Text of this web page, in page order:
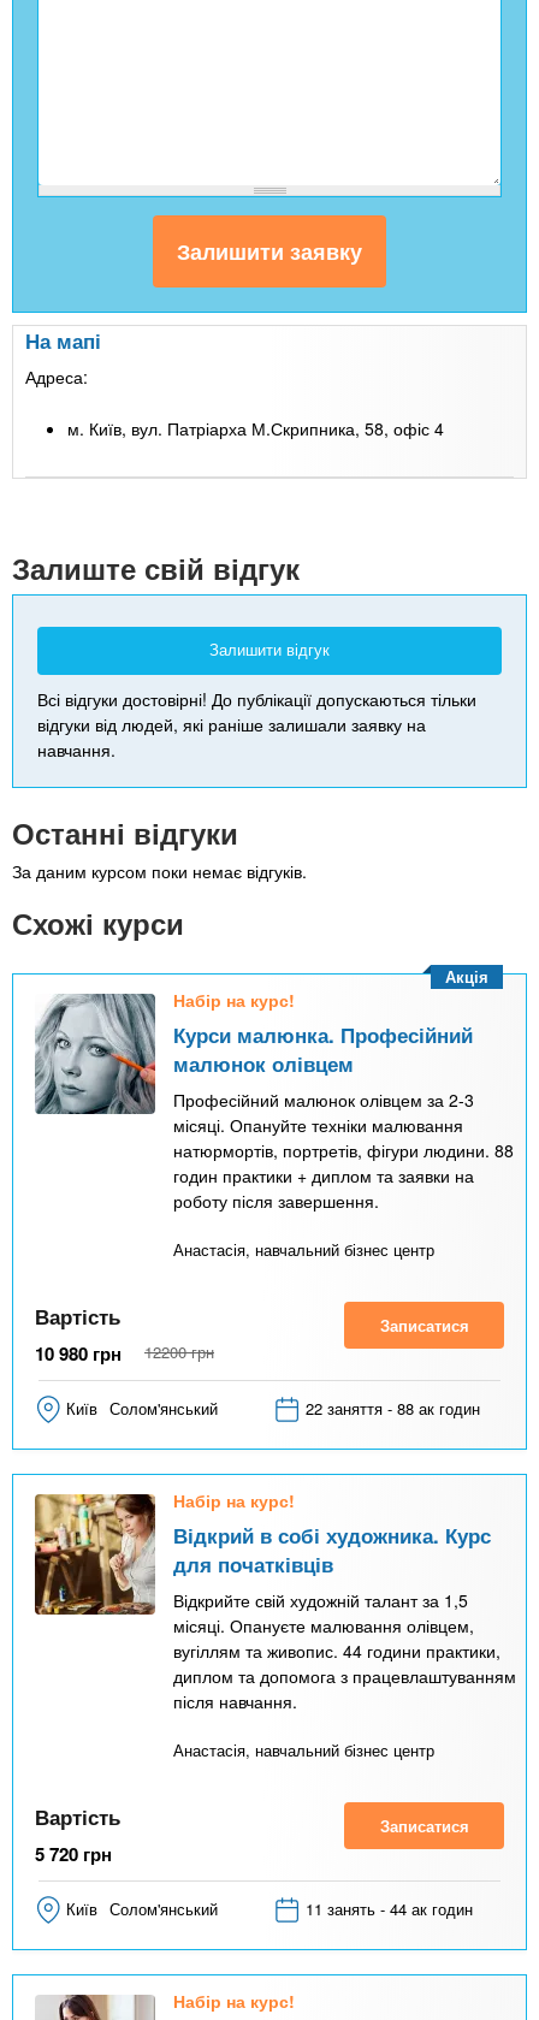
На мапі
Адреса:
м. Київ, вул. Патріарха М.Скрипника, 58, офіс 4
Залиште свій відгук
Залишити відгук
Всі відгуки достовірні! До публікації допускаються тільки
відгуки від людей, які раніше залишали заявку на
навчання.
Останні відгуки
За даним курсом поки немає відгуків.
Схожі курси
Набір на курс!
Курси малюнка. Професійний
малюнок олівцем
Професійний малюнок олівцем за 2-3
місяці. Опануйте техніки малювання
натюрмортів, портретів, фігури людини. 88
годин практики + диплом та заявки на
роботу після завершення.
Анастасія, навчальний бізнес центр
Акція
Вартість
10 980 грн 12200 грн
Записатися
Київ Солом'янський 22 заняття - 88 ак годин
Набір на курс!
Відкрий в собі художника. Курс
для початківців
Відкрийте свій художній талант за 1,5
місяці. Опануєте малювання олівцем,
вугіллям та живопис. 44 години практики,
диплом та допомога з працевлаштуванням
після навчання.
Анастасія, навчальний бізнес центр
Вартість
5 720 грн
Записатися
Київ Солом'янський 11 занять - 44 ак годин
Набір на курс!